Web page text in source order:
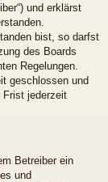
und erklärst
bist, so darfst
des Boards
Regelungen.
geschlossen und
Frist jederzeit
Betreiber ein
und